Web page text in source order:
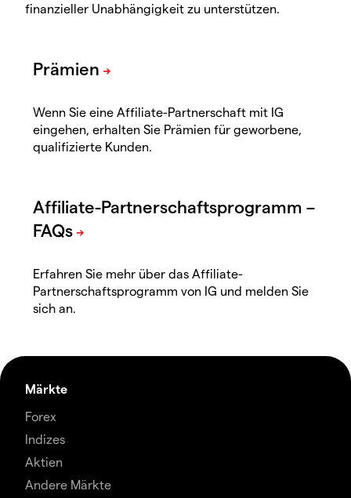
finanzieller Unabhängigkeit zu unterstützen.
Wenn Sie eine Affiliate-Partnerschaft mit IG
eingehen, erhalten Sie Prämien für geworbene,
qualifizierte Kunden.
Erfahren Sie mehr über das Affiliate-
Partnerschaftsprogramm von IG und melden Sie
sich an.
Märkte
Forex
Indizes
Aktien
Andere Märkte